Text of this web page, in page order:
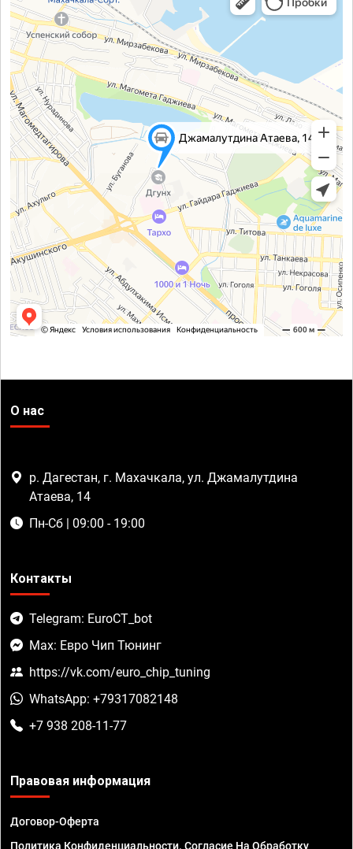
О нас
р. Дагестан, г. Махачкала, ул. Джамалутдина
Атаева, 14
Пн-Сб | 09:00 - 19:00
Контакты
Telegram: EuroCT_bot
Max: Евро Чип Тюнинг
https://vk.com/euro_chip_tuning
WhatsApp: +79317082148
+7 938 208-11-77
Правовая информация
Договор-Оферта
Политика Конфиденциальности. Согласие На Обработку